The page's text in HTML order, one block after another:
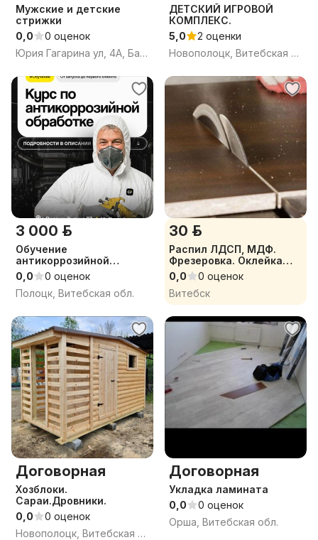
Мужские и детские
стрижки
0,0
0 оценок
Юрия Гагарина ул, 4А, Барань, Оршанский район, Витебская область
ДЕТСКИЙ ИГРОВОЙ
КОМПЛЕКС.
5,0
2 оценки
Новополоцк, Витебская обл.
3 000 р.
Обучение
антикоррозийной
обработке автомобилей
0,0
0 оценок
Полоцк, Витебская обл.
30 р.
Распил ЛДСП, МДФ.
Фрезеровка. Оклейка
кромкой.
0,0
0 оценок
Витебск
Договорная
Хозблоки.
Сараи.Дровники.
0,0
0 оценок
Новополоцк, Витебская обл.
Договорная
Укладка ламината
0,0
0 оценок
Орша, Витебская обл.